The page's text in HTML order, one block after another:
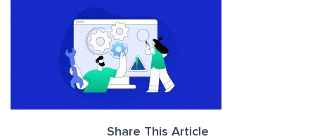
Share This Article